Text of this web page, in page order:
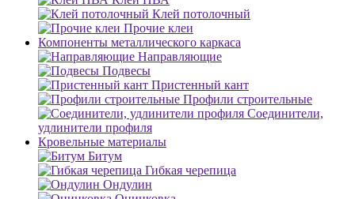
Клей потолочный
Прочие клеи
Компоненты металлического каркаса
Направляющие
Подвесы
Пристенный кант
Профили строительные
Соединители,
удлинители профиля
Кровельные материалы
Битум
Гибкая черепица
Ондулин